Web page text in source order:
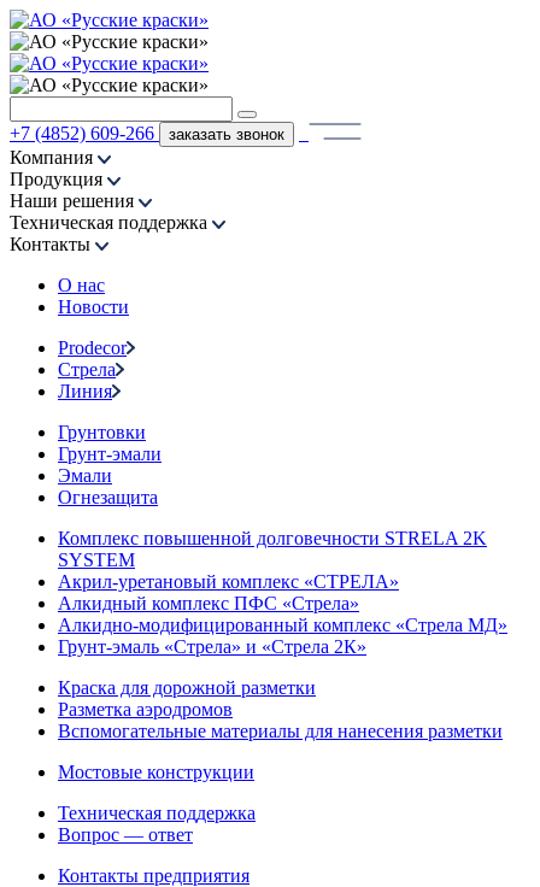
+7 (4852) 609-266 заказать звонок
Компания
Продукция
Наши решения
Техническая поддержка
Контакты
О нас
Новости
Prodecor
Стрела
Линия
Грунтовки
Грунт-эмали
Эмали
Огнезащита
Комплекс повышенной долговечности STRELA 2K
SYSTEM
Акрил-уретановый комплекс «СТРЕЛА»
Алкидный комплекс ПФС «Стрела»
Алкидно-модифицированный комплекс «Стрела МД»
Грунт-эмаль «Стрела» и «Стрела 2К»
Краска для дорожной разметки
Разметка аэродромов
Вспомогательные материалы для нанесения разметки
Мостовые конструкции
Техническая поддержка
Вопрос — ответ
Контакты предприятия